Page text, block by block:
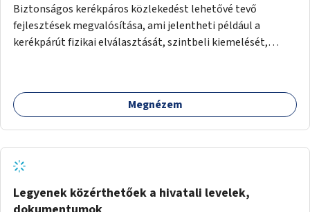
Biztonságos kerékpáros közlekedést lehetővé tevő
fejlesztések megvalósítása, ami jelentheti például a
kerékpárút fizikai elválasztását, szintbeli kiemelését,
vagy akár egyes egyirányú utcák megnyitását
szembeforgalmú kerékpározásra.
Megnézem
Legyenek közérthetőek a hivatali levelek,